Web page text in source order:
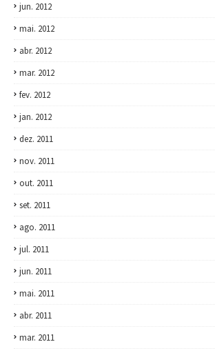
jun. 2012
mai. 2012
abr. 2012
mar. 2012
fev. 2012
jan. 2012
dez. 2011
nov. 2011
out. 2011
set. 2011
ago. 2011
jul. 2011
jun. 2011
mai. 2011
abr. 2011
mar. 2011